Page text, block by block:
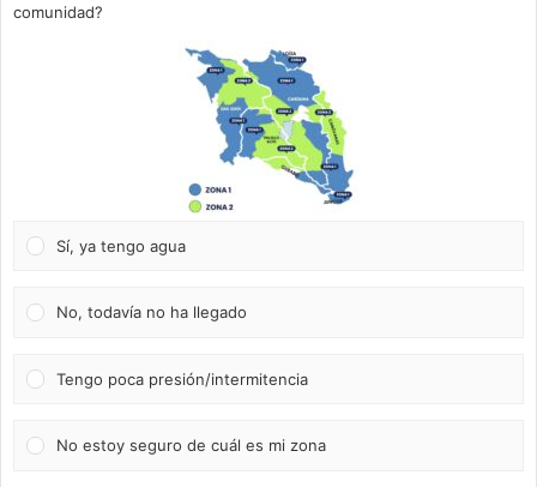
comunidad?
Sí, ya tengo agua
No, todavía no ha llegado
Tengo poca presión/intermitencia
No estoy seguro de cuál es mi zona